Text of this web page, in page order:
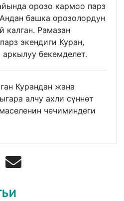
орозо кармоо парз
башка орозолордун
калган. Рамазан
экендиги Куран,
аркылуу бекемделет.
Курандан жана
алчу ахли сүннөт
чечиминдеги